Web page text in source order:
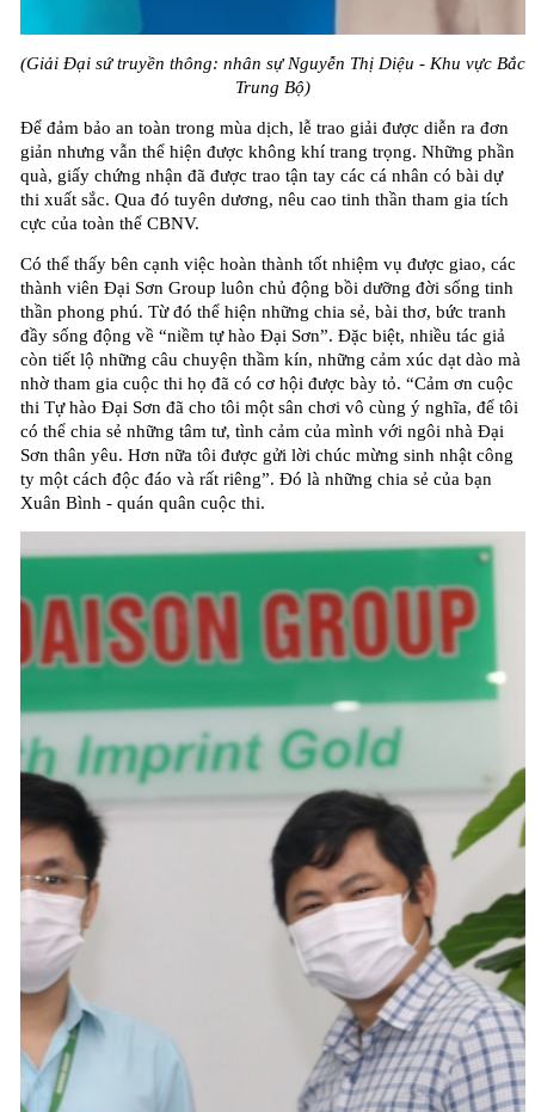
(Giải Đại sứ truyền thông: nhân sự Nguyễn Thị Diệu - Khu vực Bắc
Trung Bộ)
Để đảm bảo an toàn trong mùa dịch, lễ trao giải được diễn ra đơn
giản nhưng vẫn thể hiện được không khí trang trọng. Những phần
quà, giấy chứng nhận đã được trao tận tay các cá nhân có bài dự
thi xuất sắc. Qua đó tuyên dương, nêu cao tinh thần tham gia tích
cực của toàn thể CBNV.
Có thể thấy bên cạnh việc hoàn thành tốt nhiệm vụ được giao, các
thành viên Đại Sơn Group luôn chủ động bồi dưỡng đời sống tinh
thần phong phú. Từ đó thể hiện những chia sẻ, bài thơ, bức tranh
đầy sống động về “niềm tự hào Đại Sơn”. Đặc biệt, nhiều tác giả
còn tiết lộ những câu chuyện thầm kín, những cảm xúc dạt dào mà
nhờ tham gia cuộc thi họ đã có cơ hội được bày tỏ. “Cảm ơn cuộc
thi Tự hào Đại Sơn đã cho tôi một sân chơi vô cùng ý nghĩa, để tôi
có thể chia sẻ những tâm tư, tình cảm của mình với ngôi nhà Đại
Sơn thân yêu. Hơn nữa tôi được gửi lời chúc mừng sinh nhật công
ty một cách độc đáo và rất riêng”. Đó là những chia sẻ của bạn
Xuân Bình - quán quân cuộc thi.